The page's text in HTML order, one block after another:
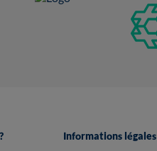
Informations légales